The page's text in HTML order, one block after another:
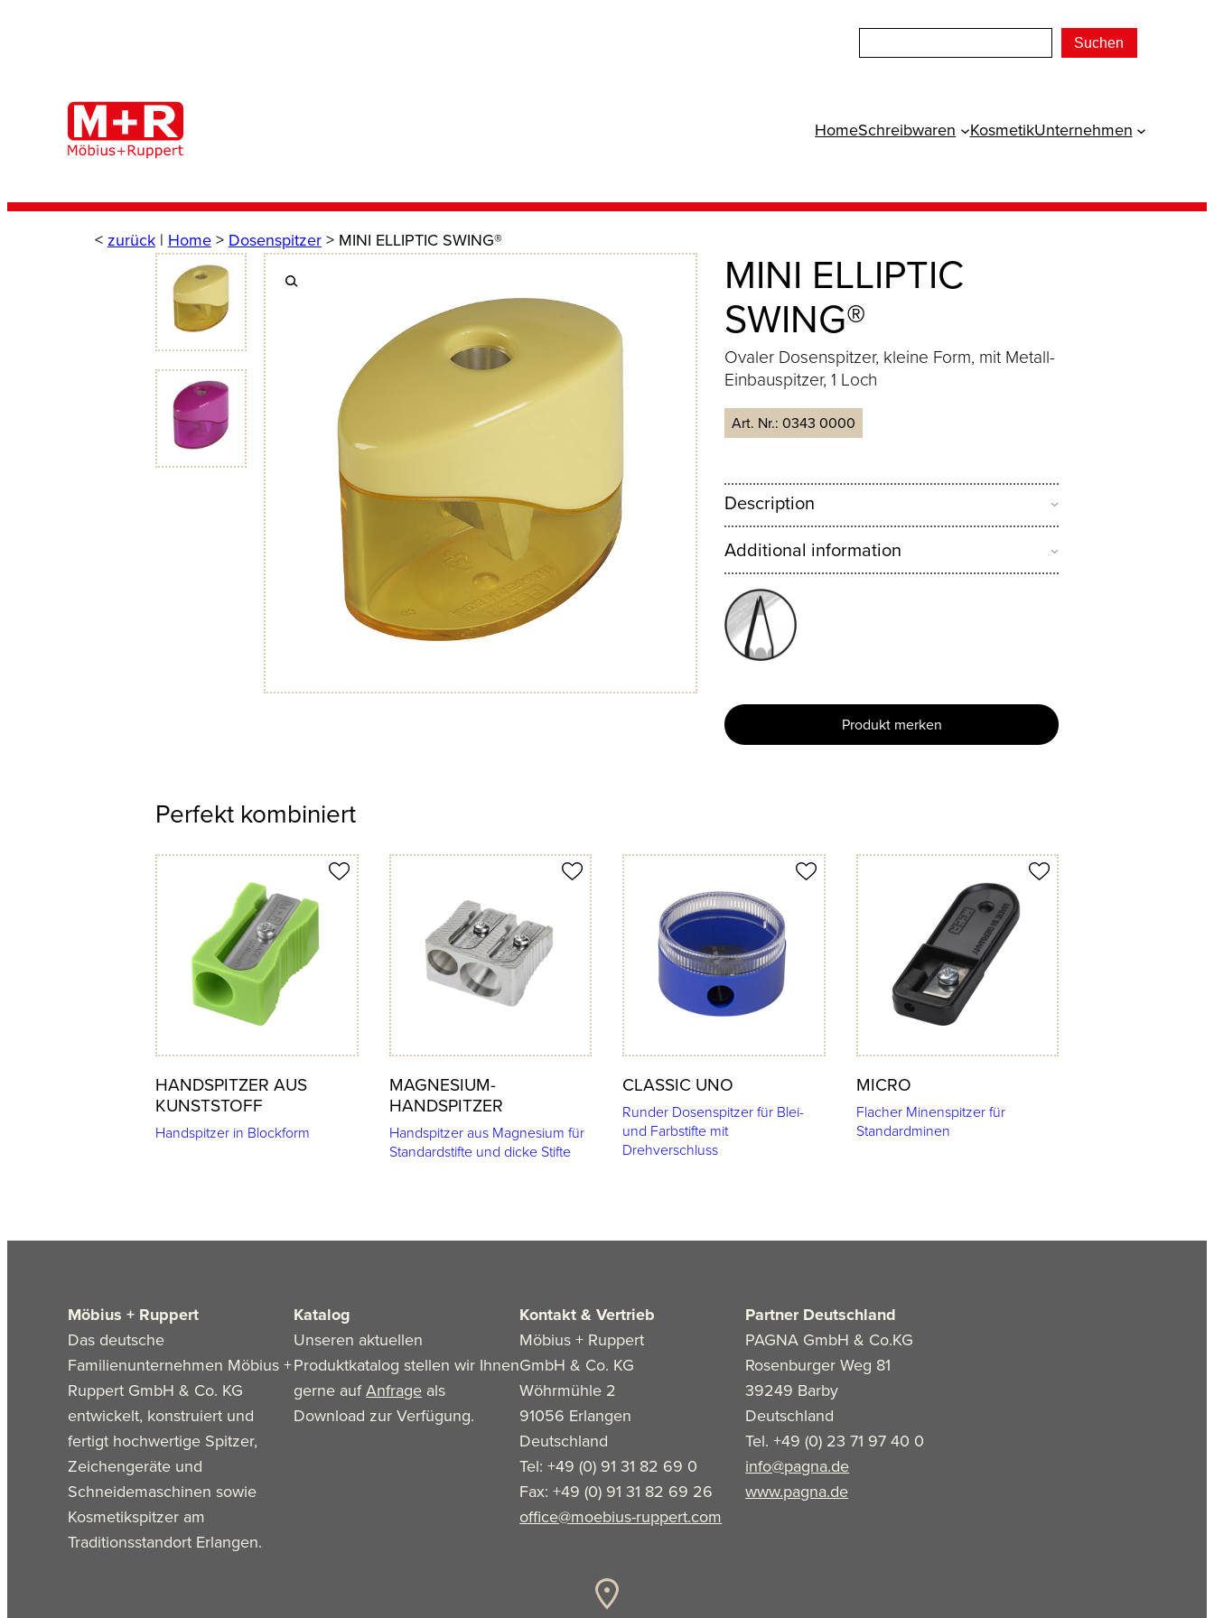
Suchen
HomeSchreibwaren KosmetikUnternehmen
< zurück| Home> Dosenspitzer> MINI ELLIPTIC SWING®
MINI ELLIPTIC
SWING®
Ovaler Dosenspitzer, kleine Form, mit Metall-
Einbauspitzer, 1 Loch
Art. Nr.: 0343 0000
Description
Additional information
Produkt merken
Perfekt kombiniert
HANDSPITZER AUS
KUNSTSTOFF
Handspitzer in Blockform
Produkt merken
MAGNESIUM-
HANDSPITZER
Handspitzer aus Magnesium für
Standardstifte und dicke Stifte
Produkt merken
CLASSIC UNO
Runder Dosenspitzer für Blei-
und Farbstifte mit
Drehverschluss
Produkt merken
MICRO
Flacher Minenspitzer für
Standardminen
Produkt merken
Möbius + Ruppert
Das deutsche
Familienunternehmen Möbius +
Ruppert GmbH & Co. KG
entwickelt, konstruiert und
fertigt hochwertige Spitzer,
Zeichengeräte und
Schneidemaschinen sowie
Kosmetikspitzer am
Traditionsstandort Erlangen.
Katalog
Unseren aktuellen
Produktkatalog stellen wir Ihnen
gerne aufAnfrage als
Download zur Verfügung.
Kontakt & Vertrieb
Möbius + Ruppert
GmbH & Co. KG
Wöhrmühle 2
91056 Erlangen
Deutschland
Tel: +49 (0) 91 31 82 69 0
Fax: +49 (0) 91 31 82 69 26
office@moebius-ruppert.com
Partner Deutschland
PAGNA GmbH & Co.KG
Rosenburger Weg 81
39249 Barby
Deutschland
Tel. +49 (0) 23 71 97 40 0
info@pagna.de
www.pagna.de